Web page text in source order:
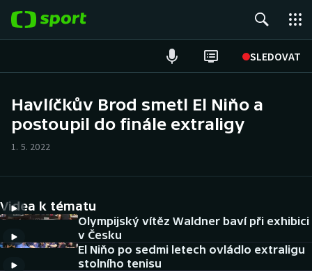
SLEDOVAT
Hokej
Cyklistika
DALŠÍ SPORTY
Havlíčkův Brod smetl El Niňo a
postoupil do finále extraligy
1. 5. 2022
Videa k tématu
Olympijský vítěz Waldner baví při exhibici
v Česku
El Niňo po sedmi letech ovládlo extraligu
stolního tenisu